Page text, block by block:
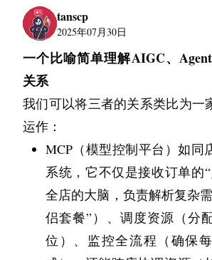
下之后，决定解约链家，回到我
上，用了一晚上完成了退租原来
家，签约自如，打包搬家，收
作。搬进来之后，小区在生活区
较高档的小区了，睡得比较安
生的第二个问题，干扰决策。
于是我就开始反思我这一系列的
首先 AI 很聪明，它实在是太聪
我问它“我应该租自如吗”的时
实就包含了一部分情感偏向的
tanscp
2025年07月30日
一个比喻简单理解AIGC、
关系
我们可以将三者的关系类比为一
运作：
MCP（模型控制平台）如同
系统，它不仅是接收订单的
全店的大脑，负责解析复杂
侣套餐”）、调度资源（分
位）、监控全流程（确保